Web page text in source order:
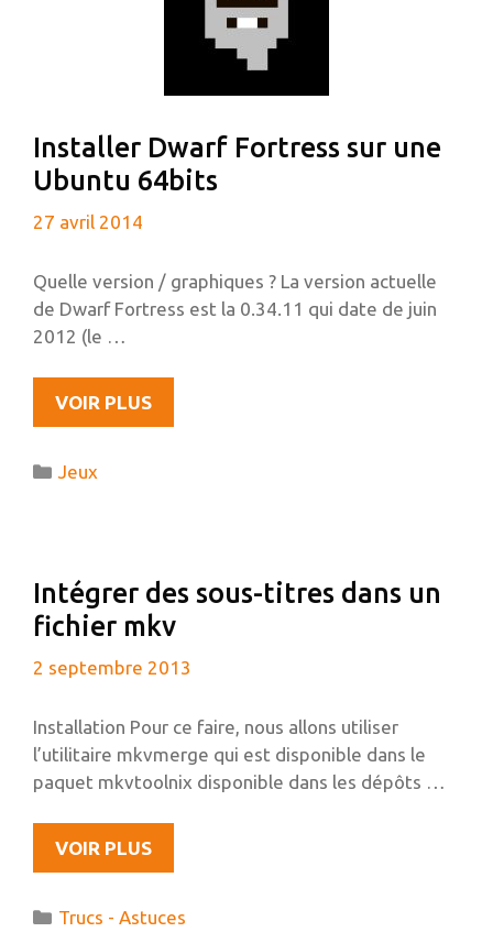
Installer Dwarf Fortress sur une
Ubuntu 64bits
27 avril 2014
Quelle version / graphiques ? La version actuelle
de Dwarf Fortress est la 0.34.11 qui date de juin
2012 (le …
VOIR PLUSINSTALLER
DWARF
Catégories
Jeux
Intégrer des sous-titres dans un
fichier mkv
2 septembre 2013
Installation Pour ce faire, nous allons utiliser
l’utilitaire mkvmerge qui est disponible dans le
paquet mkvtoolnix disponible dans les dépôts …
VOIR PLUSINTÉGRER
DES
TITRES
Catégories
Trucs - Astuces